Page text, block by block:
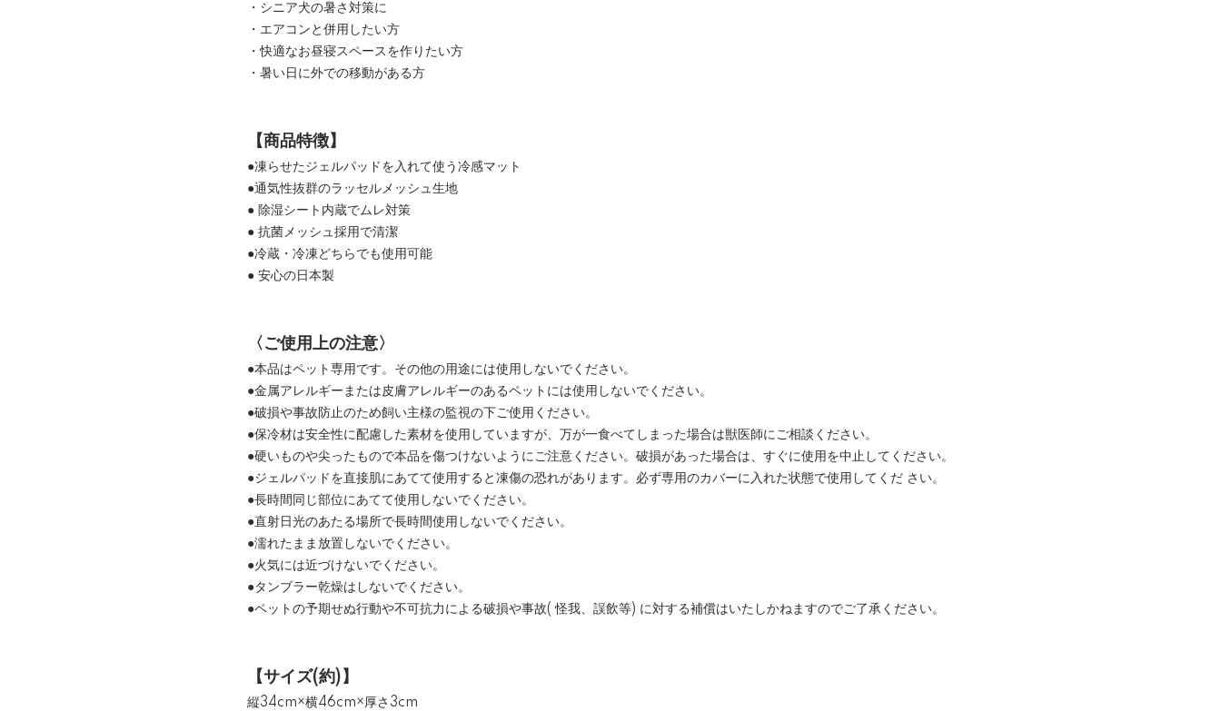
・シニア犬の暑さ対策に
・エアコンと併用したい方
・快適なお昼寝スペースを作りたい方
・暑い日に外での移動がある方
【商品特徴】
●凍らせたジェルパッドを入れて使う冷感マット
●通気性抜群のラッセルメッシュ生地
● 除湿シート内蔵でムレ対策
● 抗菌メッシュ採用で清潔
●冷蔵・冷凍どちらでも使用可能
● 安心の日本製
〈ご使用上の注意〉
●本品はペット専用です。その他の用途には使用しないでください。
●金属アレルギーまたは皮膚アレルギーのあるペットには使用しないでください。
●破損や事故防止のため飼い主様の監視の下ご使用ください。
●保冷材は安全性に配慮した素材を使用していますが、万が一食べてしまった場合は獣医師にご相談ください。
●硬いものや尖ったもので本品を傷つけないようにご注意ください。破損があった場合は、すぐに使用を中止してください。
●ジェルパッドを直接肌にあてて使用すると凍傷の恐れがあります。必ず専用のカバーに入れた状態で使用してくだ さい。
●長時間同じ部位にあてて使用しないでください。
●直射日光のあたる場所で長時間使用しないでください。
●濡れたまま放置しないでください。
●火気には近づけないでください。
●タンブラー乾燥はしないでください。
●ペットの予期せぬ行動や不可抗力による破損や事故( 怪我、誤飲等) に対する補償はいたしかねますのでご了承ください。
【サイズ(約)】
縦34cm×横46cm×厚さ3cm